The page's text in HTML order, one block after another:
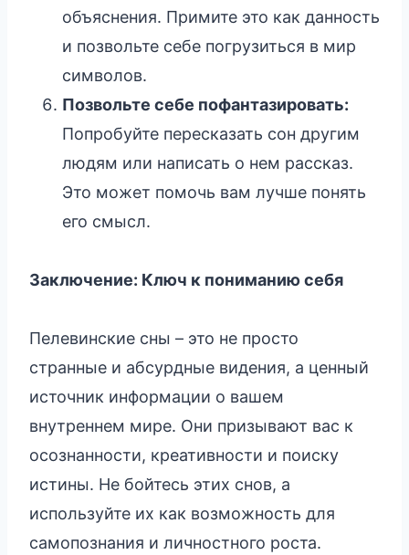
объяснения. Примите это как данность
и позвольте себе погрузиться в мир
символов.
Позвольте себе пофантазировать:
Попробуйте пересказать сон другим
людям или написать о нем рассказ.
Это может помочь вам лучше понять
его смысл.
Заключение: Ключ к пониманию себя
Пелевинские сны – это не просто
странные и абсурдные видения, а ценный
источник информации о вашем
внутреннем мире. Они призывают вас к
осознанности, креативности и поиску
истины. Не бойтесь этих снов, а
используйте их как возможность для
самопознания и личностного роста.